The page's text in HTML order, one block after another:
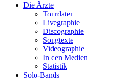
Die Ärzte
Tourdaten
Livegraphie
Discographie
Songtexte
Videographie
In den Medien
Statistik
Solo-Bands